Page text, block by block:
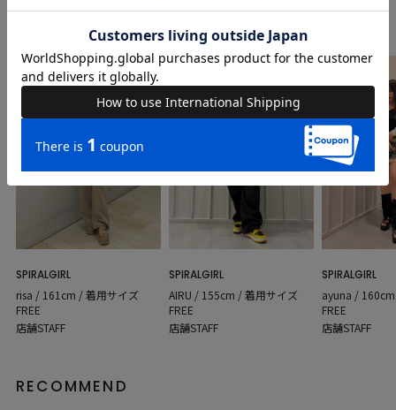
COORDINATE
SPIRALGIRL
risa / 161cm / 着用サイズ
FREE
店舗STAFF
SPIRALGIRL
AIRU / 155cm / 着用サイズ
FREE
店舗STAFF
SPIRALGIRL
ayuna /
FREE
店舗STAFF
RECOMMEND